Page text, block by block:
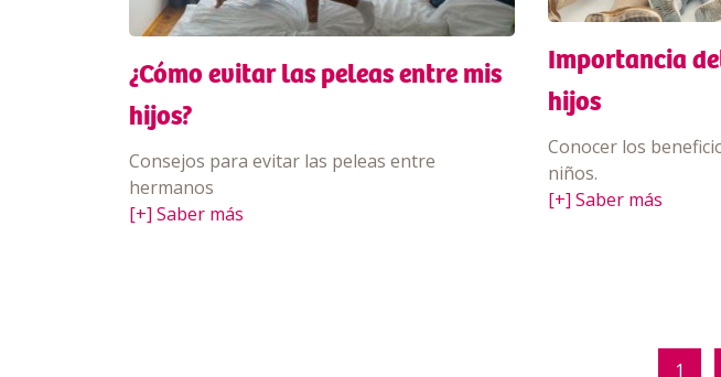
¿Cómo evitar las peleas entre mis
hijos?
Consejos para evitar las peleas entre
hermanos
[+] Saber más
Importancia
hijos
Conocer los
niños.
[+] Saber más
1